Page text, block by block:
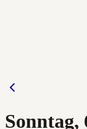
Sonntag,